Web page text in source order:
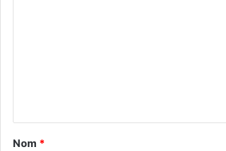
a
Nom *